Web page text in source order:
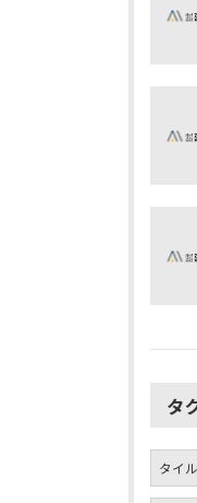
タ
タイ